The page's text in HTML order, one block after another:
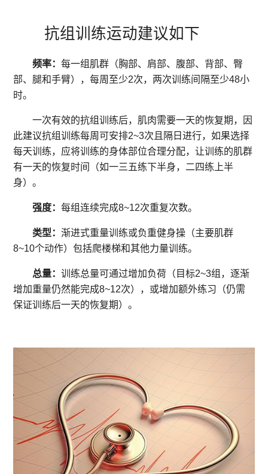
抗组训练运动建议如下
频率：每一组肌群（胸部、肩部、腹部、背部、臀
部、腿和手臂），每周至少2次，两次训练间隔至少48小
时。
一次有效的抗组训练后，肌肉需要一天的恢复期，因
此建议抗组训练每周可安排2~3次且隔日进行，如果选择
每天训练，应将训练的身体部位合理分配，让训练的肌群
有一天的恢复时间（如一三五练下半身，二四练上半
身）。
强度：每组连续完成8~12次重复次数。
类型：渐进式重量训练或负重健身操（主要肌群
8~10个动作）包括爬楼梯和其他力量训练。
总量：训练总量可通过增加负荷（目标2~3组，逐渐
增加重量仍然能完成8~12次），或增加额外练习（仍需
保证训练后一天的恢复期）。